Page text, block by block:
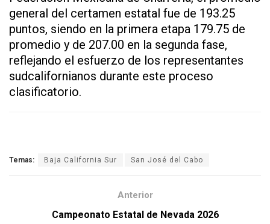
general del certamen estatal fue de 193.25
puntos, siendo en la primera etapa 179.75 de
promedio y de 207.00 en la segunda fase,
reflejando el esfuerzo de los representantes
sudcalifornianos durante este proceso
clasificatorio.
Temas: Baja California Sur San José del Cabo
Anterior
Campeonato Estatal de Nevada 2026